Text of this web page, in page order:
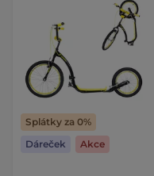
Splátky za 0%
Dáreček
Akce